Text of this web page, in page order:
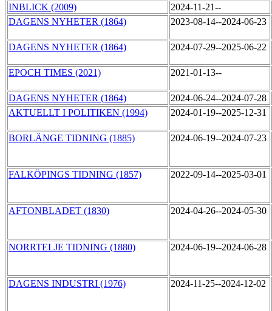
INBLICK (2009)
2024-11-21--
DAGENS NYHETER (1864)
2023-08-14--2024-06-23
DAGENS NYHETER (1864) 2024-07-29--2025-06-22
EPOCH TIMES (2021) 2021-01-13--
DAGENS NYHETER (1864)
2024-06-24--2024-07-28
AKTUELLT I POLITIKEN (1994)
2024-01-19--2025-12-31
BORLÄNGE TIDNING (1885) 2024-06-19--2024-07-23
FALKÖPINGS TIDNING (1857) 2022-09-14--2025-03-01
AFTONBLADET (1830) 2024-04-26--2024-05-30
NORRTELJE TIDNING (1880) 2024-06-19--2024-06-28
DAGENS INDUSTRI (1976) 2024-11-25--2024-12-02